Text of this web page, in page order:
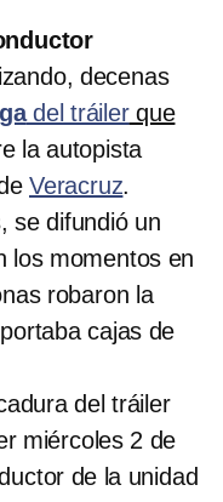
decenas
deltráilerque
la autopista
Veracruz.
se difundió un
los momentos en
robaron la
cajas de
del tráiler
miércoles 2 de
de la unidad